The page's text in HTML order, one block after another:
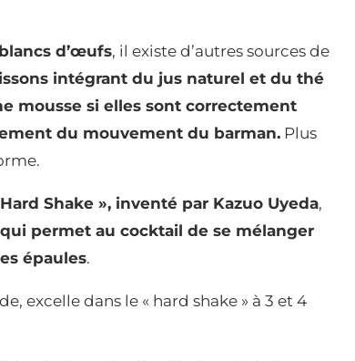
d’œufs, il existe d’autres sources de
intégrant du jus naturel et du thé
mousse si elles sont correctement
du mouvement du barman. Plus
Shake », inventé par Kazuo Uyeda,
permet au cocktail de se mélanger
épaules.
excelle dans le « hard shake » à 3 et 4